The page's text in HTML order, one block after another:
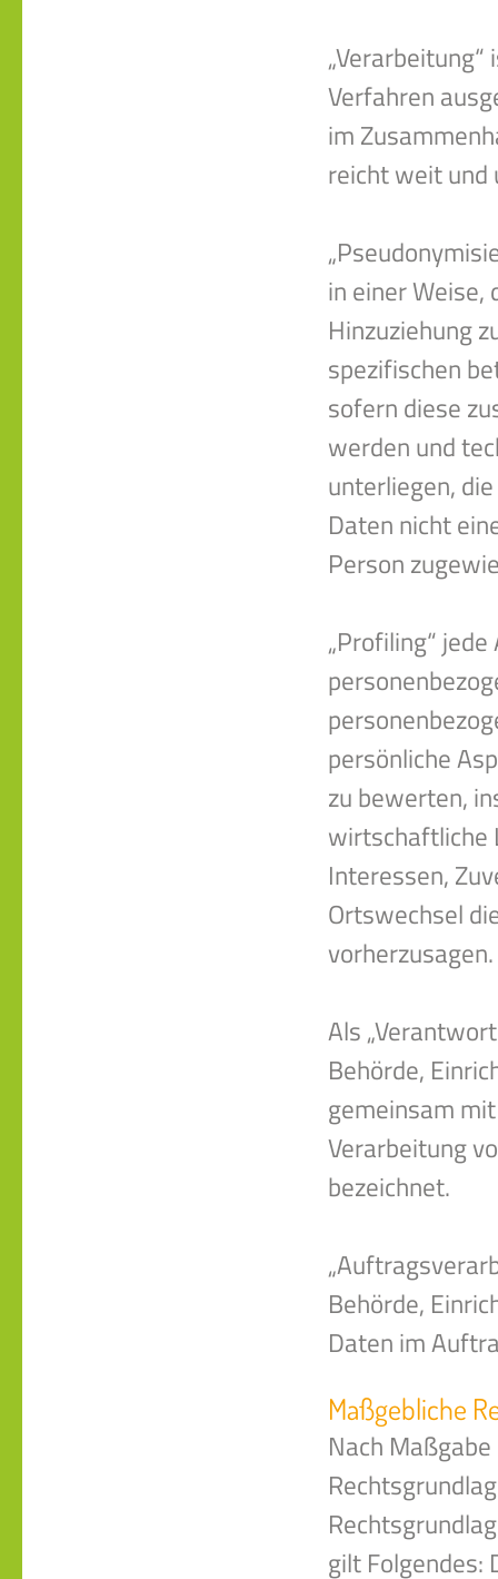
Verfahren
im
reicht weit und
in einer Weise,
Hinzuziehung
spezifischen
sofern diese
werden und
unterliegen,
Daten nicht
Person
„Profiling“
persönliche
zu bewerten,
wirtschaftliche
Interessen,
Ortswechsel
vorherzusagen.
Als
Behörde,
gemeinsam
Verarbeitung
bezeichnet.
Behörde,
Daten im
Maßgebliche
Nach
gilt Folgendes: